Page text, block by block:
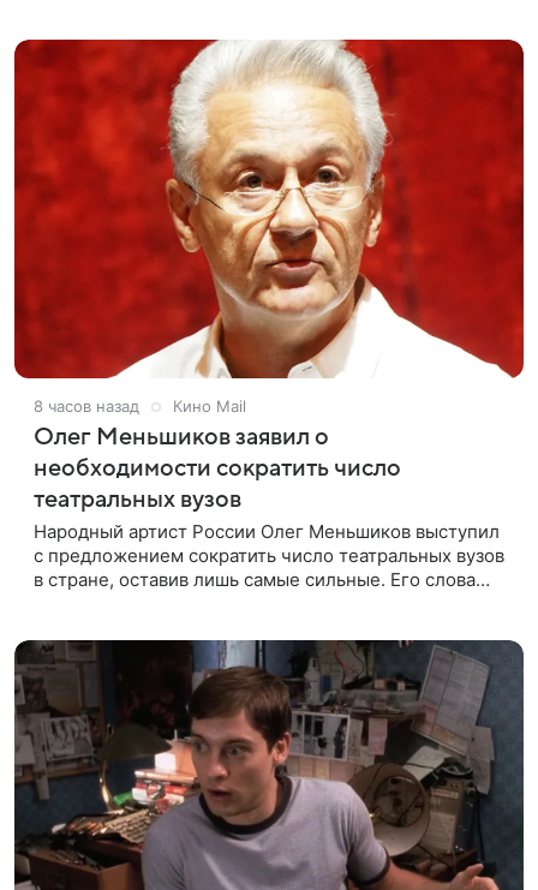
8 часов назад Кино Mail
Олег Меньшиков заявил о
необходимости сократить число
театральных вузов
Народный артист России Олег Меньшиков выступил
с предложением сократить число театральных вузов
в стране, оставив лишь самые сильные. Его слова